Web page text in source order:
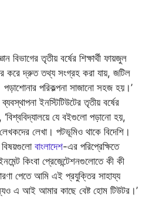
বিভাগের তৃতীয় বর্ষের শিক্ষার্থী ফায়জুল
করে দ্রুত তথ্য সংগ্রহ করা যায়, জটিল
পরিকল্পনা সাজানো সহজ হয়।’
ইনস্টিটিউটের তৃতীয় বর্ষের
‘বিশ্ববিদ্যালয়ে যে বইগুলো পড়ানো হয়,
লেখা। পটভূমিও থাকে বিদেশি।
বাংলাদেশ-এর পরিপ্রেক্ষিতে
কিংবা প্রেজেন্টেশনগুলোতে কী কী
পেতে আমি এই প্রযুক্তির সাহায্য
এ আই আমার কাছে বেষ্ট হোম টিউটর।’